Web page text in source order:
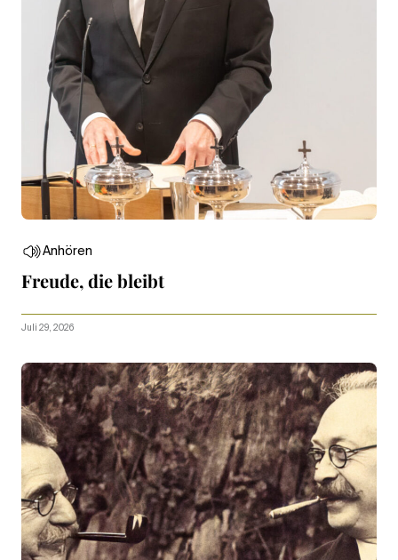
Anhören
Freude, die bleibt
Juli 29, 2026